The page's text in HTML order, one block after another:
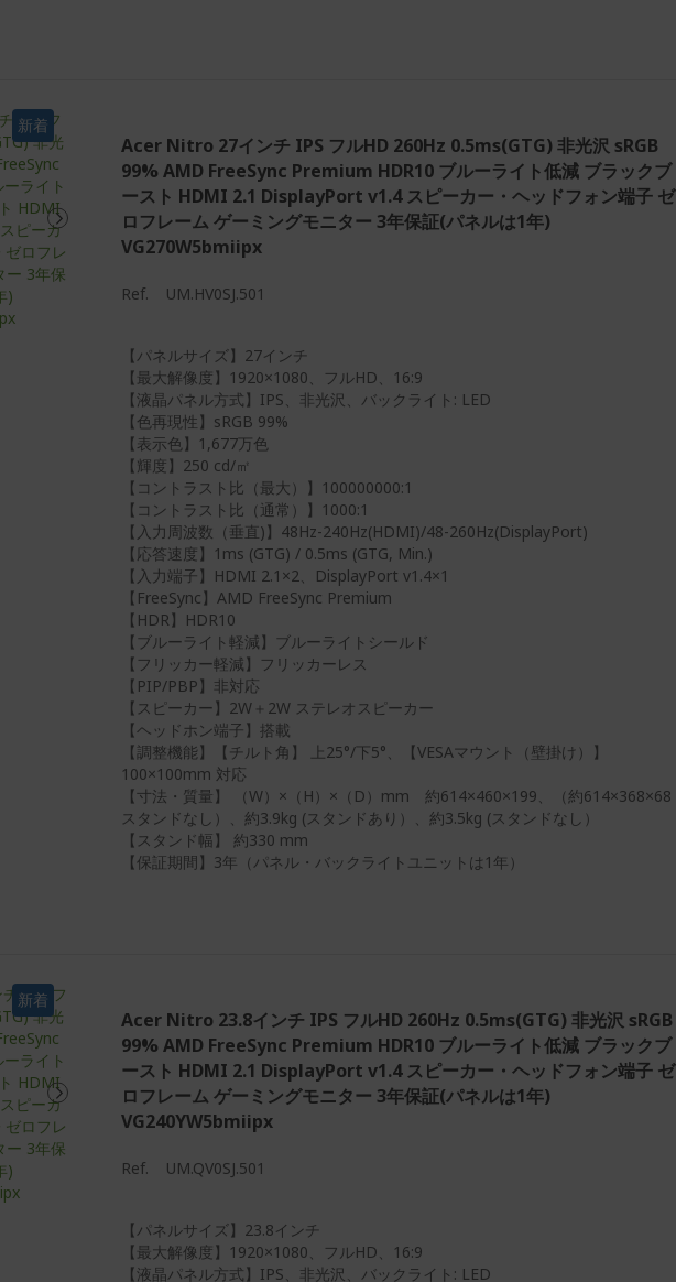
新着
Acer Nitro 27インチ IPS フルHD 260Hz 0.5ms(GTG) 非光沢 sRGB
99% AMD FreeSync Premium HDR10 ブルーライト低減 ブラックブ
ースト HDMI 2.1 DisplayPort v1.4 スピーカー・ヘッドフォン端子 ゼ
ロフレーム ゲーミングモニター 3年保証(パネルは1年)
VG270W5bmiipx
Ref. UM.HV0SJ.501
【パネルサイズ】27インチ
【最大解像度】1920×1080、フルHD、16:9
【液晶パネル方式】IPS、非光沢、バックライト: LED
【色再現性】sRGB 99%
【表示色】1,677万色
【輝度】250 cd/㎡
【コントラスト比（最大）】100000000:1
【コントラスト比（通常）】1000:1
【入力周波数（垂直)】48Hz-240Hz(HDMI)/48-260Hz(DisplayPort)
【応答速度】1ms (GTG) / 0.5ms (GTG, Min.)
【入力端子】HDMI 2.1×2、DisplayPort v1.4×1
【FreeSync】AMD FreeSync Premium
【HDR】HDR10
【ブルーライト軽減】ブルーライトシールド
【フリッカー軽減】フリッカーレス
【PIP/PBP】非対応
【スピーカー】2W＋2W ステレオスピーカー
【ヘッドホン端子】搭載
【調整機能】【チルト角】 上25°/下5°、【VESAマウント（壁掛け）】
100×100mm 対応
【寸法・質量】 （W）×（H）×（D）mm 約614×460×199、（約614×368×68
スタンドなし）、約3.9kg (スタンドあり）、約3.5kg (スタンドなし）
【スタンド幅】 約330 mm
【保証期間】3年（パネル・バックライトユニットは1年）
新着
Acer Nitro 23.8インチ IPS フルHD 260Hz 0.5ms(GTG) 非光沢 sRGB
99% AMD FreeSync Premium HDR10 ブルーライト低減 ブラックブ
ースト HDMI 2.1 DisplayPort v1.4 スピーカー・ヘッドフォン端子 ゼ
ロフレーム ゲーミングモニター 3年保証(パネルは1年)
VG240YW5bmiipx
Ref. UM.QV0SJ.501
【パネルサイズ】23.8インチ
【最大解像度】1920×1080、フルHD、16:9
【液晶パネル方式】IPS、非光沢、バックライト: LED